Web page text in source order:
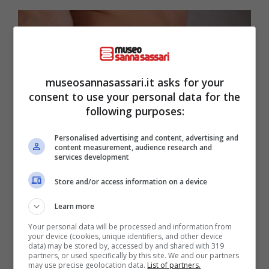
smagliature che devi conoscere (e non solo!)-
Museosannasassari.it
Cosa possiamo fare per arginare il danno? Ci
museosannasassari.it asks for your
consent to use your personal data for the
following purposes:
Personalised advertising and content, advertising and
content measurement, audience research and
services development
Store and/or access information on a device
Learn more
Your personal data will be processed and information from
your device (cookies, unique identifiers, and other device
data) may be stored by, accessed by and shared with 319
partners, or used specifically by this site. We and our partners
may use precise geolocation data. List of partners.